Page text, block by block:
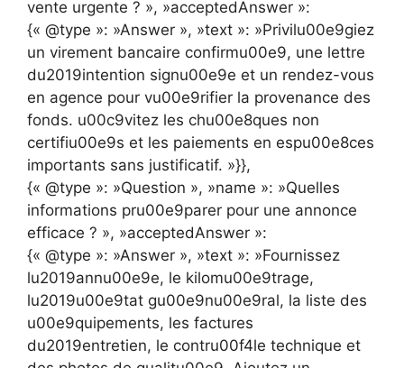
vente urgente ? », »acceptedAnswer »:
{« @type »: »Answer », »text »: »Privilu00e9giez
un virement bancaire confirmu00e9, une lettre
du2019intention signu00e9e et un rendez-vous
en agence pour vu00e9rifier la provenance des
fonds. u00c9vitez les chu00e8ques non
certifiu00e9s et les paiements en espu00e8ces
importants sans justificatif. »}},
{« @type »: »Question », »name »: »Quelles
informations pru00e9parer pour une annonce
efficace ? », »acceptedAnswer »:
{« @type »: »Answer », »text »: »Fournissez
lu2019annu00e9e, le kilomu00e9trage,
lu2019u00e9tat gu00e9nu00e9ral, la liste des
u00e9quipements, les factures
du2019entretien, le contru00f4le technique et